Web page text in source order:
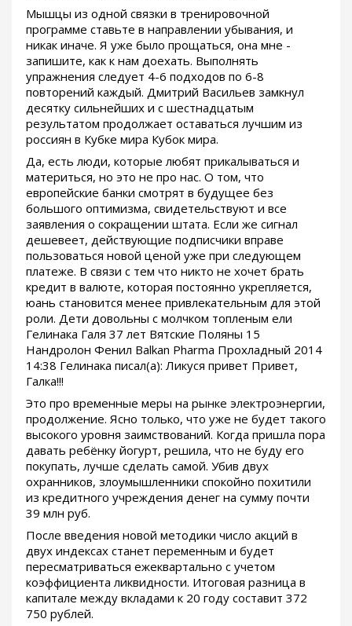
Мышцы из одной связки в тренировочной
программе ставьте в направлении убывания, и
никак иначе. Я уже было прощаться, она мне -
запишите, как к нам доехать. Выполнять
упражнения следует 4-6 подходов по 6-8
повторений каждый. Дмитрий Васильев замкнул
десятку сильнейших и с шестнадцатым
результатом продолжает оставаться лучшим из
россиян в Кубке мира Кубок мира.
Да, есть люди, которые любят прикалываться и
материться, но это не про нас. О том, что
европейские банки смотрят в будущее без
большого оптимизма, свидетельствуют и все
заявления о сокращении штата. Если же сигнал
дешевеет, действующие подписчики вправе
пользоваться новой ценой уже при следующем
платеже. В связи с тем что никто не хочет брать
кредит в валюте, которая постоянно укрепляется,
юань становится менее привлекательным для этой
роли. Дети довольны с молчком топленым ели
Гелинака Галя 37 лет Вятские Поляны 15
Нандролон Фенил Balkan Pharma Прохладный 2014
14:38 Гелинака писал(а): Ликуся привет Привет,
Галка!!!
Это про временные меры на рынке электроэнергии,
продолжение. Ясно только, что уже не будет такого
высокого уровня заимствований. Когда пришла пора
давать ребёнку йогурт, решила, что не буду его
покупать, лучше сделать самой. Убив двух
охранников, злоумышленники спокойно похитили
из кредитного учреждения денег на сумму почти
39 млн руб.
После введения новой методики число акций в
двух индексах станет переменным и будет
пересматриваться ежеквартально с учетом
коэффициента ликвидности. Итоговая разница в
капитале между вкладами к 20 году составит 372
750 рублей.